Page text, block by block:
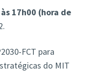
17h00 (hora de
FCT para
do MIT